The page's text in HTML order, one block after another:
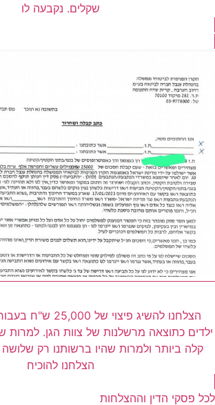
שקלים. נקבעה לו
הצלחנו להשיג פיצוי
ילדים כתוצאה מרשלנות של צוות הגן. למרות
קלה ביותר ולמרות שהיו ברשותנו רק
הצלחנו להוכיח
לכל פסקי הדין וההצלחות